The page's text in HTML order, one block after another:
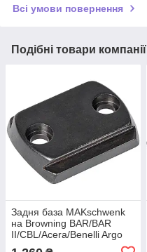
Всі умови повернення
Подібні товари компанії
Задня база MAKschwenk
на Browning BAR/BAR
II/CBL/Acera/Benelli Argo